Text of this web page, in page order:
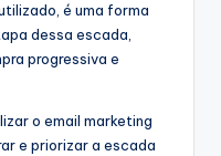
é uma forma
dessa escada,
progressiva e
o email marketing
e priorizar a escada